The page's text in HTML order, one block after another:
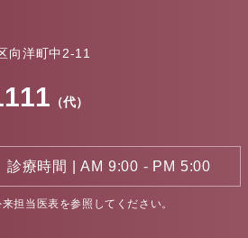
向洋町中2-11
（代）
診療時間 | AM 9:00 - PM 5:00
担当医表を参照してください。